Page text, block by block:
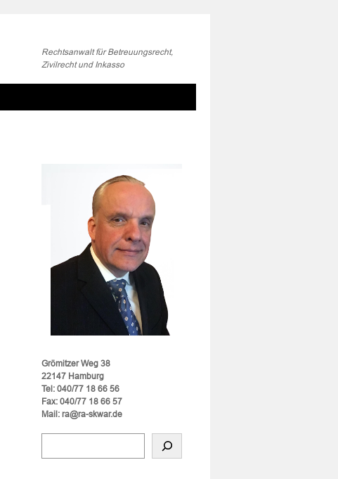
Rechtsanwalt für Betreuungsrecht,
Zivilrecht und Inkasso
Grömitzer Weg 38
22147 Hamburg
Tel: 040/77 18 66 56
Fax: 040/77 18 66 57
Mail: ra@ra-skwar.de